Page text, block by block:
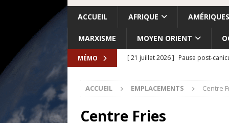
ACCUEIL AFRIQUE AMÉRIQUES
MARXISME MOYEN ORIENT
MÉMO [ 21 juillet 2026 ] Pause post-
[ 18 juillet 2026 ]
Israël-Palestine.
avant les élections du 27 octobre»
ACCUEIL EMPLACEMENTS Centre
Centre Fries